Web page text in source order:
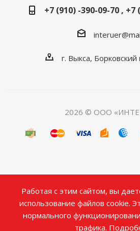
+7 (910) -390-09-70 , +7
г. Выкса,
2026 © ООО
Работая с этим сайтом, вы
использование файлов cookie.
нормального
трафика.